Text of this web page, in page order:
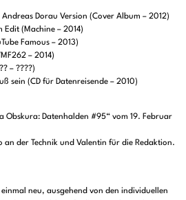
Andreas Dorau Version (Cover Album – 2012)
Edit (Machine – 2014)
Famous – 2013)
– 2014)
– ????)
sein (CD für Datenreisende – 2010)
Obskura: Datenhalden #95“ vom 19. Februar
an der Technik und Valentin für die Redaktion.
neu, ausgehend von den individuellen